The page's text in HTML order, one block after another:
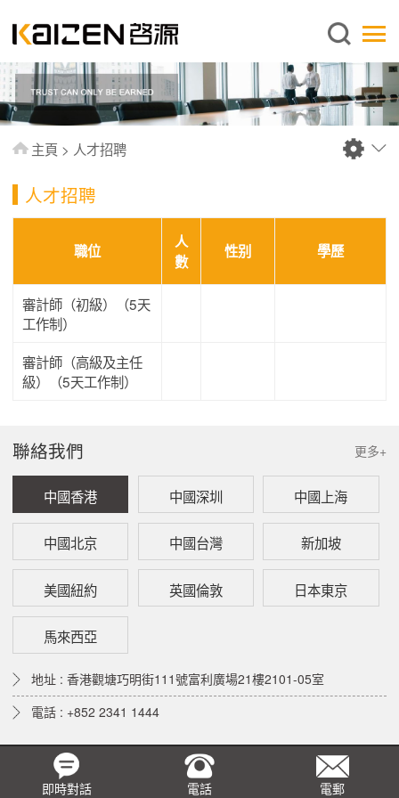
繁體中文
關於啓源
服務範圍
出版刊物
常見問題
主頁 > 人才招聘
人才招聘
職位
人
數
性别 學歷
審計師（初級）（5天
工作制）
審計師（高級及主任
級）（5天工作制）
更多+
聯絡我們
中國香港 中國深圳 中國上海
中國北京 中國台灣 新加坡
美國紐約 英國倫敦 日本東京
馬來西亞
地址 : 香港觀塘巧明街111號富利廣場21樓2101-05室
電話 : +852 2341 1444
即時對話 電話 電郵